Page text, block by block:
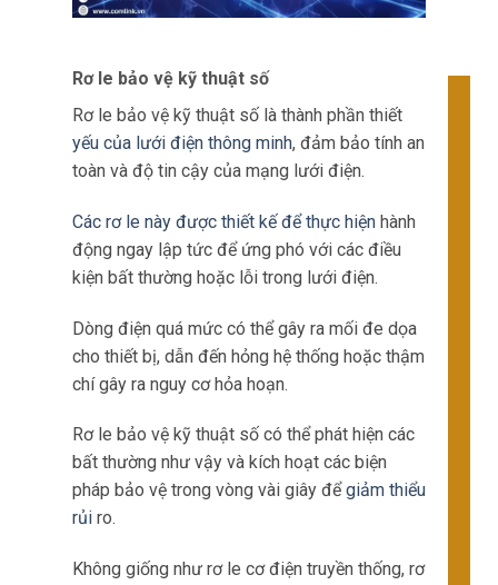
Rơ le bảo vệ kỹ thuật số
Rơ le bảo vệ kỹ thuật số là thành phần thiết
yếu của lưới điện thông minh, đảm bảo tính an
toàn và độ tin cậy của mạng lưới điện.
Các rơ le này được thiết kế để thực hiện hành
động ngay lập tức để ứng phó với các điều
kiện bất thường hoặc lỗi trong lưới điện.
Dòng điện quá mức có thể gây ra mối đe dọa
cho thiết bị, dẫn đến hỏng hệ thống hoặc thậm
chí gây ra nguy cơ hỏa hoạn.
Rơ le bảo vệ kỹ thuật số có thể phát hiện các
bất thường như vậy và kích hoạt các biện
pháp bảo vệ trong vòng vài giây đểgiảm thiểu
rủi ro.
Không giống như rơ le cơ điện truyền thống, rơ